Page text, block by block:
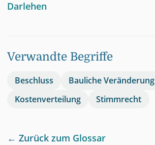
Darlehen
Verwandte Begriffe
Beschluss
Bauliche Veränderung
Kostenverteilung
Stimmrecht
← Zurück zum Glossar